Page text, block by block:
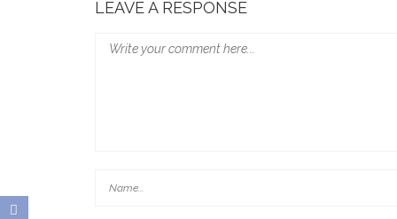
LEAVE A RESPONSE